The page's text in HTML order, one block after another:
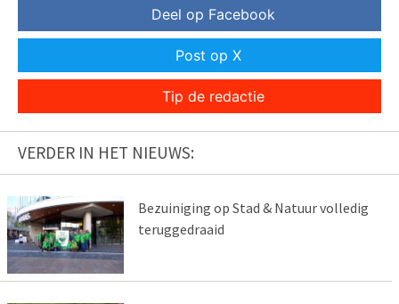
Deel op Facebook
Post op X
Tip de redactie
VERDER IN HET NIEUWS:
Bezuiniging op Stad & Natuur volledig
teruggedraaid